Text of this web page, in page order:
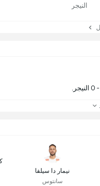
النيجر
نيمار دا سيلفا
سانتوس